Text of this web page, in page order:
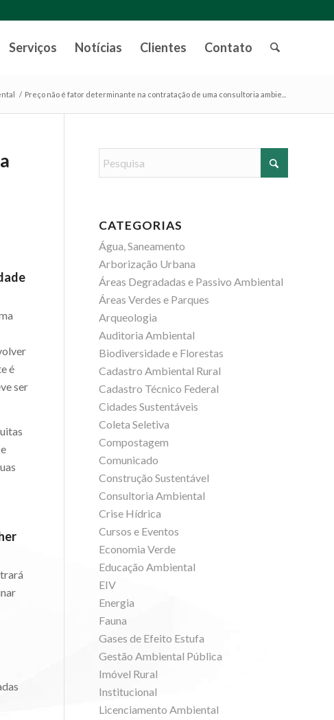
Serviços Notícias Clientes Contato
/ Preço não é fator determinante na contratação de uma consultoria ambie...
é
ser
CATEGORIAS
Água, Saneamento
Arborização Urbana
Áreas Degradadas e Passivo Ambiental
Áreas Verdes e Parques
Arqueologia
Auditoria Ambiental
Biodiversidade e Florestas
Cadastro Ambiental Rural
Cadastro Técnico Federal
Cidades Sustentáveis
Coleta Seletiva
Compostagem
Comunicado
Construção Sustentável
Consultoria Ambiental
Crise Hídrica
Cursos e Eventos
Economia Verde
Educação Ambiental
EIV
Energia
Fauna
Gases de Efeito Estufa
Gestão Ambiental Pública
Imóvel Rural
Institucional
Licenciamento Ambiental